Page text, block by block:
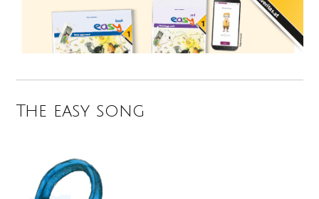
The easy song